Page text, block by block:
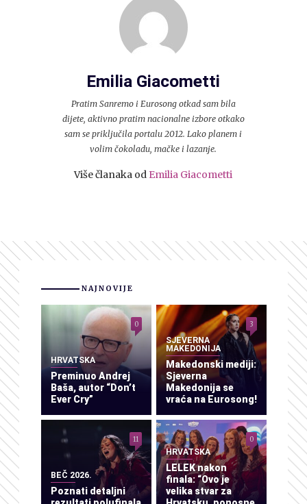
Emilia Giacometti
Pratim Sanremo i Eurosong otkad sam bila
dijete, aktivno pratim nacionalne izbore otkako
sam se priključila portalu 2012. Lako planem i
volim čokoladu, mačke i lazanje.
Više članaka od Emilia Giacometti
NAJNOVIJE
HRVATSKA
Preminuo Andrej
Baša, autor “Don’t
Ever Cry”
0
SJEVERNA
MAKEDONIJA
Makedonski mediji:
Sjeverna
Makedonija se
vraća na Eurosong!
3
BEČ 2026.
Poznati detaljni
11
HRVATSKA
LELEK nakon
finala: “Ovo je
velika stvar za
0